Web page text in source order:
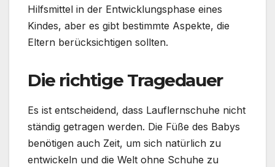
Hilfsmittel in der Entwicklungsphase eines
Kindes, aber es gibt bestimmte Aspekte, die
Eltern berücksichtigen sollten.
Die richtige Tragedauer
Es ist entscheidend, dass Lauflernschuhe nicht
ständig getragen werden. Die Füße des Babys
benötigen auch Zeit, um sich natürlich zu
entwickeln und die Welt ohne Schuhe zu